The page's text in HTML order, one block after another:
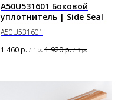
A50U531601 Боковой
уплотнитель | Side Seal
A50U531601
1 460р. / 1 pc 1 920р. / 1 pc